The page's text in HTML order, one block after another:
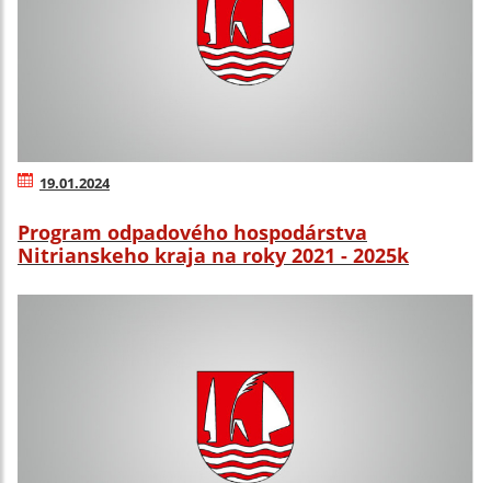
19.01.2024
Program odpadového hospodárstva
Nitrianskeho kraja na roky 2021 - 2025k